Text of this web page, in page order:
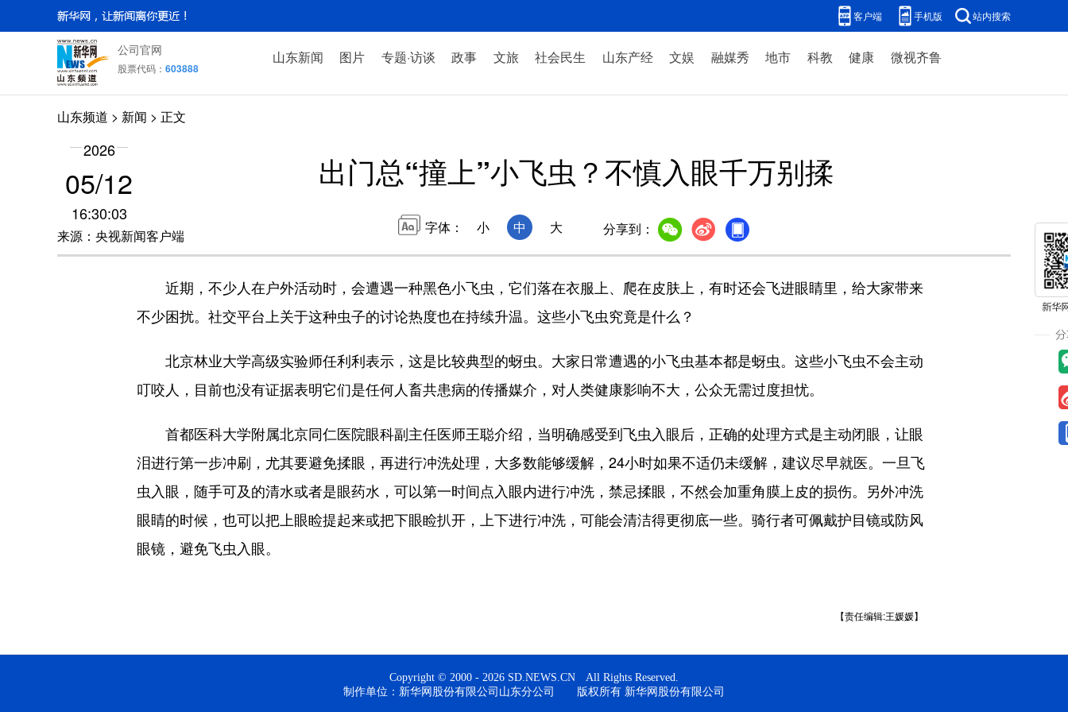
客户端 手机版 站内搜索
公司官网
股票代码： 603888
山东新闻 图片 专题·访谈 政事 文旅 社会民生 山东产经 文娱 融媒秀 地市 科教 健康 微视齐鲁
山东频道 > 新闻 > 正文
2026
05/12
16:30:03
来源：央视新闻客户端
出门总“撞上”小飞虫？不慎入眼千万别揉
字体： 小 中 大 分享到：
近期，不少人在户外活动时，会遭遇一种黑色小飞虫，它们落在衣服上、爬在皮肤上，有时还会飞进眼睛里，给大家带来
不少困扰。社交平台上关于这种虫子的讨论热度也在持续升温。这些小飞虫究竟是什么？
北京林业大学高级实验师任利利表示，这是比较典型的蚜虫。大家日常遭遇的小飞虫基本都是蚜虫。这些小飞虫不会主动
叮咬人，目前也没有证据表明它们是任何人畜共患病的传播媒介，对人类健康影响不大，公众无需过度担忧。
首都医科大学附属北京同仁医院眼科副主任医师王聪介绍，当明确感受到飞虫入眼后，正确的处理方式是主动闭眼，让眼
泪进行第一步冲刷，尤其要避免揉眼，再进行冲洗处理，大多数能够缓解，24小时如果不适仍未缓解，建议尽早就医。一旦飞
虫入眼，随手可及的清水或者是眼药水，可以第一时间点入眼内进行冲洗，禁忌揉眼，不然会加重角膜上皮的损伤。另外冲洗
眼睛的时候，也可以把上眼睑提起来或把下眼睑扒开，上下进行冲洗，可能会清洁得更彻底一些。骑行者可佩戴护目镜或防风
眼镜，避免飞虫入眼。
【责任编辑:王媛媛】
Copyright © 2000 - 2026 SD.NEWS.CN All Rights Reserved.
制作单位：新华网股份有限公司山东分公司 版权所有 新华网股份有限公司